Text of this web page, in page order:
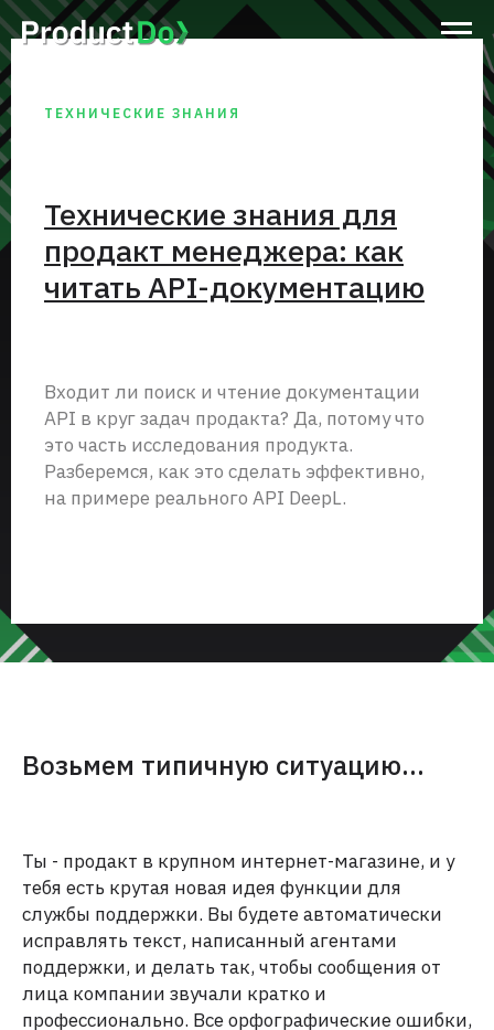
ТЕХНИЧЕСКИЕ ЗНАНИЯ
Технические знания для
продакт менеджера: как
читать API-документацию
Входит ли поиск и чтение документации
API в круг задач продакта? Да, потому что
это часть исследования продукта.
Разберемся, как это сделать эффективно,
на примере реального API DeepL.
Возьмем типичную ситуацию…
Ты - продакт в крупном интернет-магазине, и у
тебя есть крутая новая идея функции для
службы поддержки. Вы будете автоматически
исправлять текст, написанный агентами
поддержки, и делать так, чтобы сообщения от
лица компании звучали кратко и
профессионально. Все орфографические ошибки,